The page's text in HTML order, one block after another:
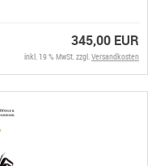
345,00 EUR
inkl. 19 % MwSt. zzgl. Versandkosten